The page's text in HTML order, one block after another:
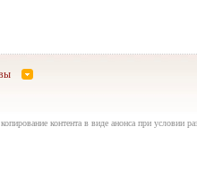
контента в виде анонса при условии